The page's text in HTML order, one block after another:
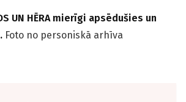
UN HĒRA mierīgi apsēdušies un
Foto no personiskā arhīva